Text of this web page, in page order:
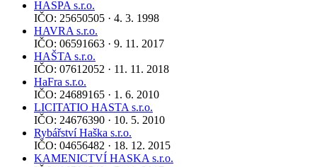
HASPA s.r.o.
IČO: 25650505 · 4. 3. 1998
HAVRA s.r.o.
IČO: 06591663 · 9. 11. 2017
HAŠTA s.r.o.
IČO: 07612052 · 11. 11. 2018
HaFra s.r.o.
IČO: 24689165 · 1. 6. 2010
LICITATIO HASTA s.r.o.
IČO: 24676390 · 10. 5. 2010
Rybářství Haška s.r.o.
IČO: 04656482 · 18. 12. 2015
KAMENICTVÍ HASKA s.r.o.